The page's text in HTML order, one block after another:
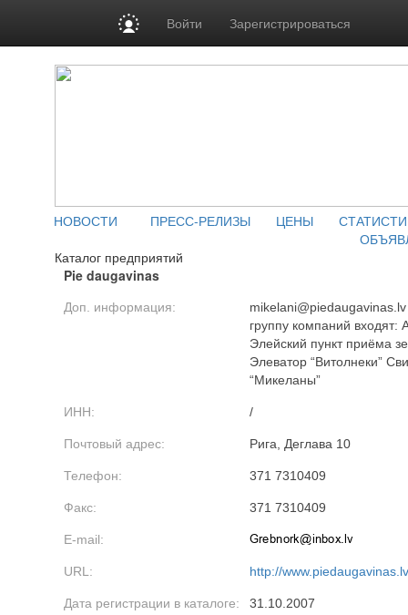
Войти Зарегистрироваться
НОВОСТИ ПРЕСС-РЕЛИЗЫ ЦЕНЫ
Каталог предприятий
Pie daugavinas
Доп. информация:
группу компаний
Элейский пункт приёма
Элеватор “Витолнеки”
“Микеланы”
ИНН: /
Почтовый адрес: Рига, Деглава 10
Телефон: 371 7310409
Факс: 371 7310409
E-mail:
URL: http://www.piedaugavinas.lv
Дата регистрации в каталоге: 31.10.2007